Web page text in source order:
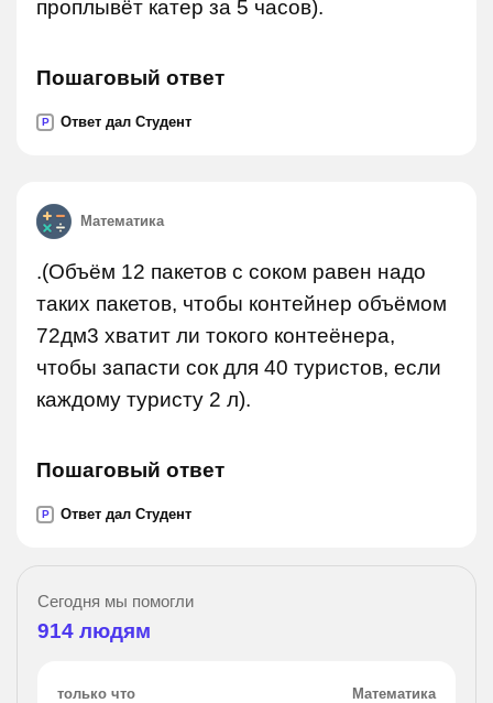
проплывёт катер за 5 часов).
Пошаговый ответ
P Ответ дал Студент
Математика
.(Объём 12 пакетов с соком равен надо
таких пакетов, чтобы контейнер объёмом
72дм3 хватит ли токого контеёнера,
чтобы запасти сок для 40 туристов, если
каждому туристу 2 л).
Пошаговый ответ
P Ответ дал Студент
Сегодня мы помогли
914 людям
только что Математика